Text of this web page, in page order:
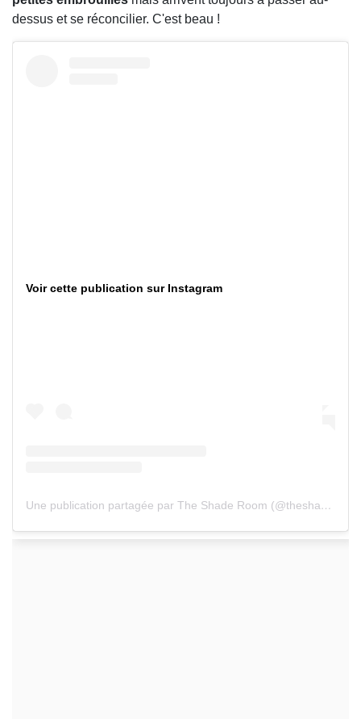
dessus et se réconcilier. C'est beau !
Voir cette publication sur Instagram
Une publication partagée par The Shade Room (@theshaderoom)